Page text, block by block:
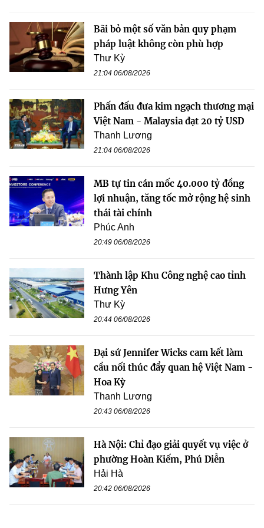
Bãi bỏ một số văn bản quy phạm
pháp luật không còn phù hợp
Thư Kỳ
21:04 06/08/2026
Phấn đấu đưa kim ngạch thương mại
Việt Nam - Malaysia đạt 20 tỷ USD
Thanh Lương
21:04 06/08/2026
MB tự tin cán mốc 40.000 tỷ đồng
lợi nhuận, tăng tốc mở rộng hệ sinh
thái tài chính
Phúc Anh
20:49 06/08/2026
Thành lập Khu Công nghệ cao tỉnh
Hưng Yên
Thư Kỳ
20:44 06/08/2026
Đại sứ Jennifer Wicks cam kết làm
cầu nối thúc đẩy quan hệ Việt Nam -
Hoa Kỳ
Thanh Lương
20:43 06/08/2026
Hà Nội: Chỉ đạo giải quyết vụ việc ở
phường Hoàn Kiếm, Phú Diễn
Hải Hà
20:42 06/08/2026